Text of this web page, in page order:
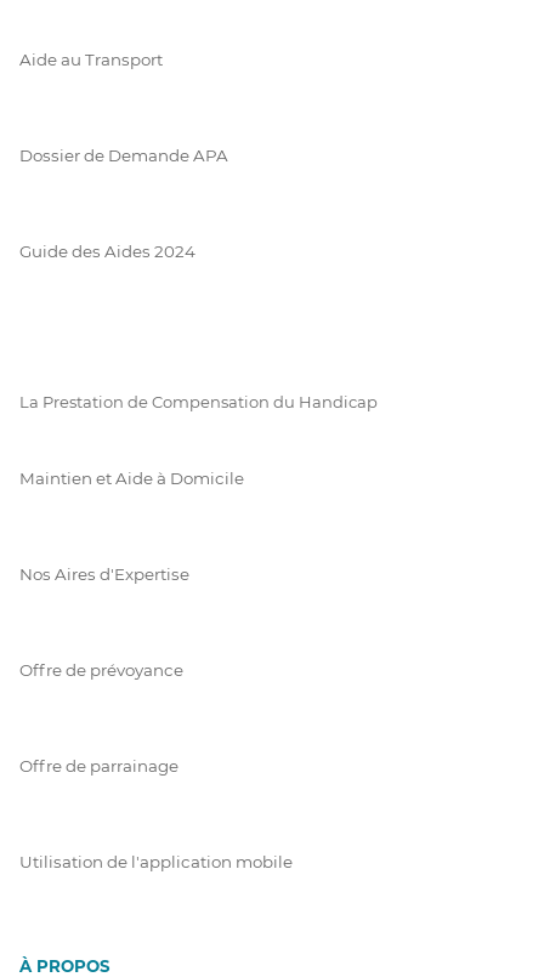
Aide au Transport
Dossier de Demande APA
Guide des Aides 2024
La Prestation de Compensation du Handicap
Maintien et Aide à Domicile
Nos Aires d'Expertise
Offre de prévoyance
Offre de parrainage
Utilisation de l'application mobile
À PROPOS